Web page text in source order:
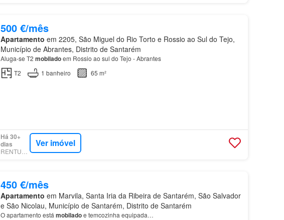
500 €/mês
Apartamento em 2205, São Miguel do Rio Torto e Rossio ao Sul do Tejo,
Município de Abrantes, Distrito de Santarém
Aluga-se T2 mobiladoem Rossio ao sul do Tejo - Abrantes
T2
1 banheiro 65 m²
Há 30+
dias
RENTUMO
Ver imóvel
450 €/mês
Apartamento em Marvila, Santa Iria da Ribeira de Santarém, São Salvador
e São Nicolau, Município de Santarém, Distrito de Santarém
O apartamento está mobiladoe temcozinha equipada…